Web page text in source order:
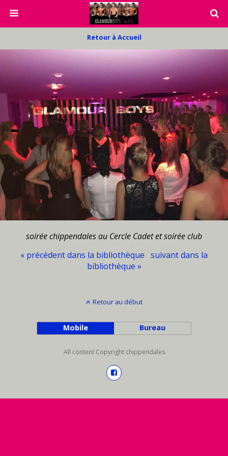
Retour à Accueil
soirée chippendales au Cercle Cadet et soirée club
« précédent dans la bibliothèque suivant dans la
bibliothèque »
Retour au début
Mobile Bureau
All content Copyright chippendales